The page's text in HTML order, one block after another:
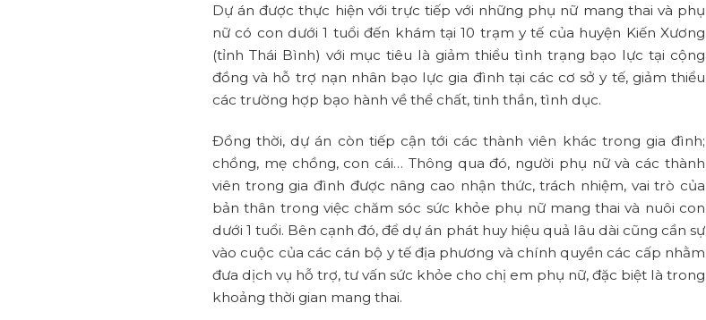
Dự án được thực hiện với trực tiếp với những phụ nữ mang thai và phụ
nữ có con dưới 1 tuổi đến khám tại 10 trạm y tế của huyện Kiến Xương
(tỉnh Thái Bình) với mục tiêu là giảm thiểu tình trạng bạo lực tại cộng
đồng và hỗ trợ nạn nhân bạo lực gia đình tại các cơ sở y tế, giảm thiểu
các trường hợp bạo hành về thể chất, tinh thần, tình dục.
Đồng thời, dự án còn tiếp cận tới các thành viên khác trong gia đình;
chồng, mẹ chồng, con cái… Thông qua đó, người phụ nữ và các thành
viên trong gia đình được nâng cao nhận thức, trách nhiệm, vai trò của
bản thân trong việc chăm sóc sức khỏe phụ nữ mang thai và nuôi con
dưới 1 tuổi. Bên cạnh đó, để dự án phát huy hiệu quả lâu dài cũng cần sự
vào cuộc của các cán bộ y tế địa phương và chính quyền các cấp nhằm
đưa dịch vụ hỗ trợ, tư vấn sức khỏe cho chị em phụ nữ, đặc biệt là trong
khoảng thời gian mang thai.